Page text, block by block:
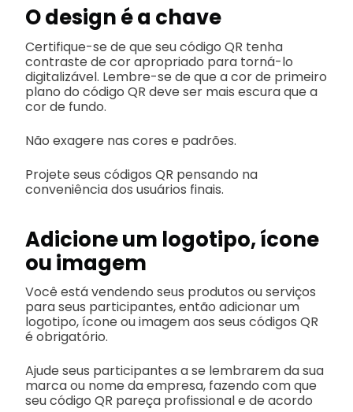
O design é a chave
Certifique-se de que seu código QR tenha
contraste de cor apropriado para torná-lo
digitalizável. Lembre-se de que a cor de primeiro
plano do código QR deve ser mais escura que a
cor de fundo.
Não exagere nas cores e padrões.
Projete seus códigos QR pensando na
conveniência dos usuários finais.
Adicione um logotipo, ícone
ou imagem
Você está vendendo seus produtos ou serviços
para seus participantes, então adicionar um
logotipo, ícone ou imagem aos seus códigos QR
é obrigatório.
Ajude seus participantes a se lembrarem da sua
marca ou nome da empresa, fazendo com que
seu código QR pareça profissional e de acordo